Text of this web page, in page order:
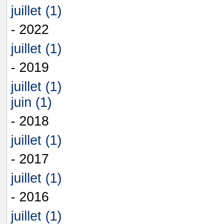
juillet (1)
- 2022
juillet (1)
- 2019
juillet (1)
juin (1)
- 2018
juillet (1)
- 2017
juillet (1)
- 2016
juillet (1)